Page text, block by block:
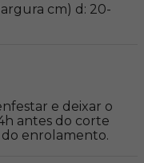
cm) d: 20-
e deixar o
antes do corte
do enrolamento.